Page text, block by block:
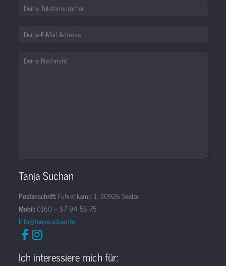
Tanja Suchan
Postanschrift: Fuhrenkamp 1, 30926 Seelze
Mobil:0160 – 97 94 56 75
Info@tanjasuchan.de
Ich interessiere mich für: